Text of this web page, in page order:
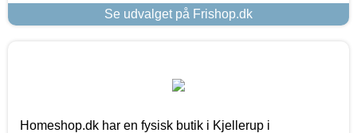
Se udvalget på Frishop.dk
Homeshop.dk har en fysisk butik i Kjellerup i